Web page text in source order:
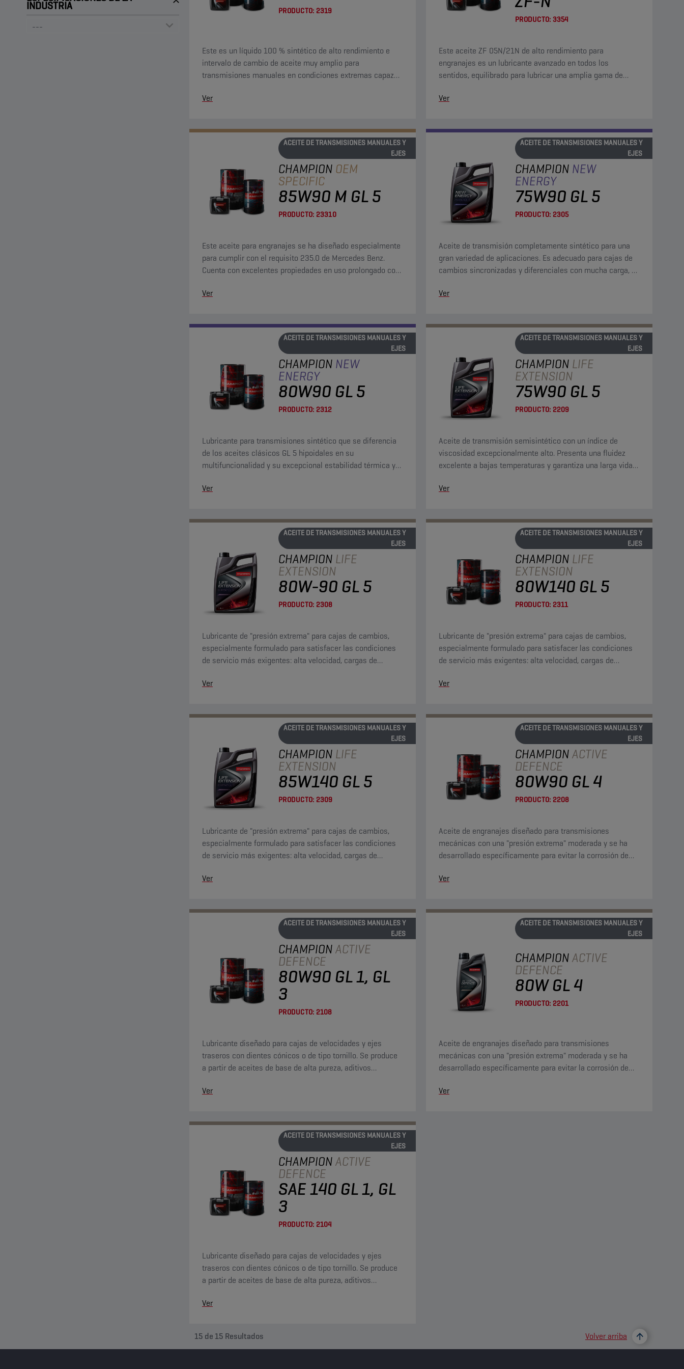
INDUSTRIA PRODUCTO: 2319
Este es un líquido 100 % sintético de alto rendimiento e
intervalo de cambio de aceite muy amplio para
transmisiones manuales en condiciones extremas capaz
Ver
PRODUCTO: 3354
Este aceite ZF 05N/21N de alto rendimiento para
engranajes es un lubricante avanzado en todos los
sentidos, equilibrado para lubricar una amplia gama de
(LS) y los engranajes hipoides.
Ver
ACEITE DE TRANSMISIONES MANUALES Y
EJES
CHAMPION OEM
SPECIFIC
85W90 M GL 5
PRODUCTO: 23310
Este aceite para engranajes se ha diseñado especialmente
para cumplir con el requisito 235.0 de Mercedes Benz.
Cuenta con excelentes propiedades en uso prolongado con
Ver
ACEITE DE TRANSMISIONES MANUALES Y
EJES
CHAMPION NEW
ENERGY
75W90 GL 5
PRODUCTO: 2305
Aceite de transmisión completamente sintético para una
gran variedad de aplicaciones. Es adecuado para cajas de
cambios sincronizadas y diferenciales con mucha carga, y
difíciles.
Ver
ACEITE DE TRANSMISIONES MANUALES Y
EJES
CHAMPION NEW
ENERGY
80W90 GL 5
PRODUCTO: 2312
Lubricante para transmisiones sintético que se diferencia
de los aceites clásicos GL 5 hipoidales en su
multifuncionalidad y su excepcional estabilidad térmica y
Ver
ACEITE DE TRANSMISIONES MANUALES Y
EJES
CHAMPION LIFE
EXTENSION
75W90 GL 5
PRODUCTO: 2209
Aceite de transmisión semisintético con un índice de
viscosidad excepcionalmente alto. Presenta una fluidez
excelente a bajas temperaturas y garantiza una larga vida
Ver
ACEITE DE TRANSMISIONES MANUALES Y
EJES
CHAMPION LIFE
EXTENSION
80W-90 GL 5
PRODUCTO: 2308
Lubricante de "presión extrema" para cajas de cambios,
especialmente formulado para satisfacer las condiciones
de servicio más exigentes: alta velocidad, cargas de
Ver
ACEITE DE TRANSMISIONES MANUALES Y
EJES
CHAMPION LIFE
EXTENSION
80W140 GL 5
PRODUCTO: 2311
Lubricante de "presión extrema" para cajas de cambios,
especialmente formulado para satisfacer las condiciones
de servicio más exigentes: alta velocidad, cargas de
Ver
ACEITE DE TRANSMISIONES MANUALES Y
EJES
CHAMPION LIFE
EXTENSION
85W140 GL 5
PRODUCTO: 2309
Lubricante de "presión extrema" para cajas de cambios,
especialmente formulado para satisfacer las condiciones
de servicio más exigentes: alta velocidad, cargas de
Ver
ACEITE DE TRANSMISIONES MANUALES Y
EJES
CHAMPIONACTIVE
DEFENCE
80W90 GL 4
PRODUCTO: 2208
Aceite de engranajes diseñado para transmisiones
mecánicas con una "presión extrema" moderada y se ha
desarrollado específicamente para evitar la corrosión de
Ver
ACEITE DE TRANSMISIONES MANUALES Y
EJES
CHAMPIONACTIVE
DEFENCE
80W90 GL 1, GL
3
PRODUCTO: 2108
Lubricante diseñado para cajas de velocidades y ejes
traseros con dientes cónicos o de tipo tornillo. Se produce
a partir de aceites de base de alta pureza, aditivos
congelación.
Ver
ACEITE DE TRANSMISIONES MANUALES Y
EJES
CHAMPIONACTIVE
DEFENCE
80W GL 4
PRODUCTO: 2201
Aceite de engranajes diseñado para transmisiones
mecánicas con una "presión extrema" moderada y se ha
desarrollado específicamente para evitar la corrosión de
Ver
ACEITE DE TRANSMISIONES MANUALES Y
EJES
CHAMPIONACTIVE
DEFENCE
SAE 140 GL 1, GL
3
PRODUCTO: 2104
Lubricante diseñado para cajas de velocidades y ejes
traseros con dientes cónicos o de tipo tornillo. Se produce
a partir de aceites de base de alta pureza, aditivos
congelación.
Ver
15 de 15 Resultados Volver arriba